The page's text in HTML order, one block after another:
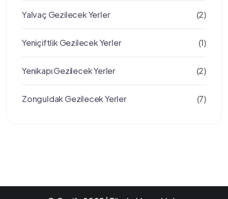
Yalvaç Gezilecek Yerler (2)
Yeniçiftlik Gezilecek Yerler (1)
Yenikapı Gezilecek Yerler (2)
Zonguldak Gezilecek Yerler (7)